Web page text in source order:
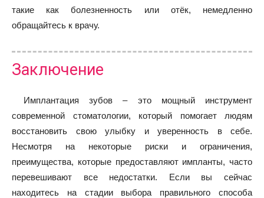
такие как болезненность или отёк, немедленно
обращайтесь к врачу.
Заключение
Имплантация зубов – это мощный инструмент
современной стоматологии, который помогает людям
восстановить свою улыбку и уверенность в себе.
Несмотря на некоторые риски и ограничения,
преимущества, которые предоставляют импланты, часто
перевешивают все недостатки. Если вы сейчас
находитесь на стадии выбора правильного способа